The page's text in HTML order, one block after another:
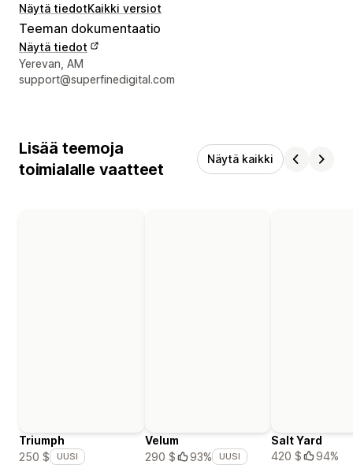
Näytä tiedotKaikki versiot
Teeman dokumentaatio
Näytä tiedot
Suunnittelijan yhteystiedot
Yerevan, AM
support@superfinedigital.com
Lisää teemoja
toimialalle vaatteet
Näytä kaikki
Triumph
250 $
UUSI
Velum
290 $
93% UUSI
Salt Yard
420 $
94%